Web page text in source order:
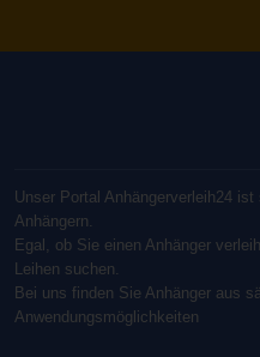
Unser Portal Anhängerverleih24
Anhängern.
Egal, ob Sie einen Anhänger
Leihen suchen.
Bei uns finden Sie Anhänger aus
Anwendungsmöglichkeiten